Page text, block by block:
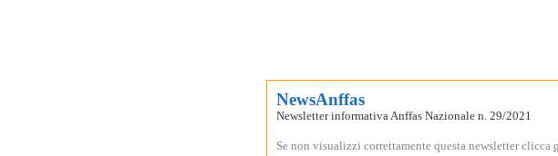
NewsAnffas
Newsletter informativa Anffas Nazionale n. 29/2021
Se non visualizzi correttamente questa newsletter clicca